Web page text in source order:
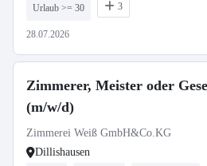
Urlaub >= 30 3
28.07.2026
Zimmerer, Meister oder
(m/w/d)
Zimmerei Weiß GmbH&Co.KG
Dillishausen